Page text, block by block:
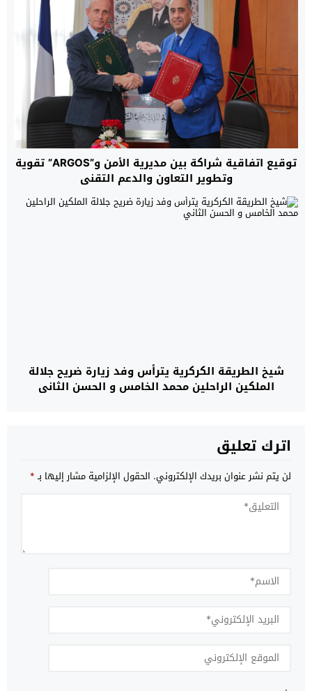
توقيع اتفاقية شراكة بين مديرية الأمن و”ARGOS” تقوية
وتطوير التعاون والدعم التقني
شيخ الطريقة الكركرية يترأس وفد زيارة ضريح جلالة
الملكين الراحلين محمد الخامس و الحسن الثاني
اترك تعليق
لن يتم نشر عنوان بريدك الإلكتروني. الحقول الإلزامية مشار إليها بـ*